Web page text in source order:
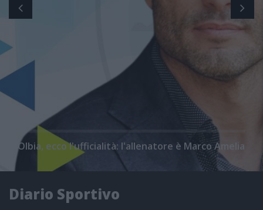
Olbia, ecco l'ufficialità: l'allenatore è Marco Amelia
Diario Sportivo